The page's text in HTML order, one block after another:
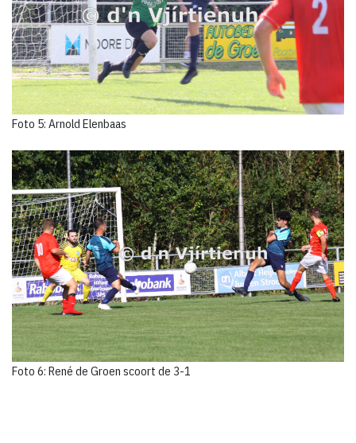
Foto 5: Arnold Elenbaas
Foto 6: René de Groen scoort de 3-1